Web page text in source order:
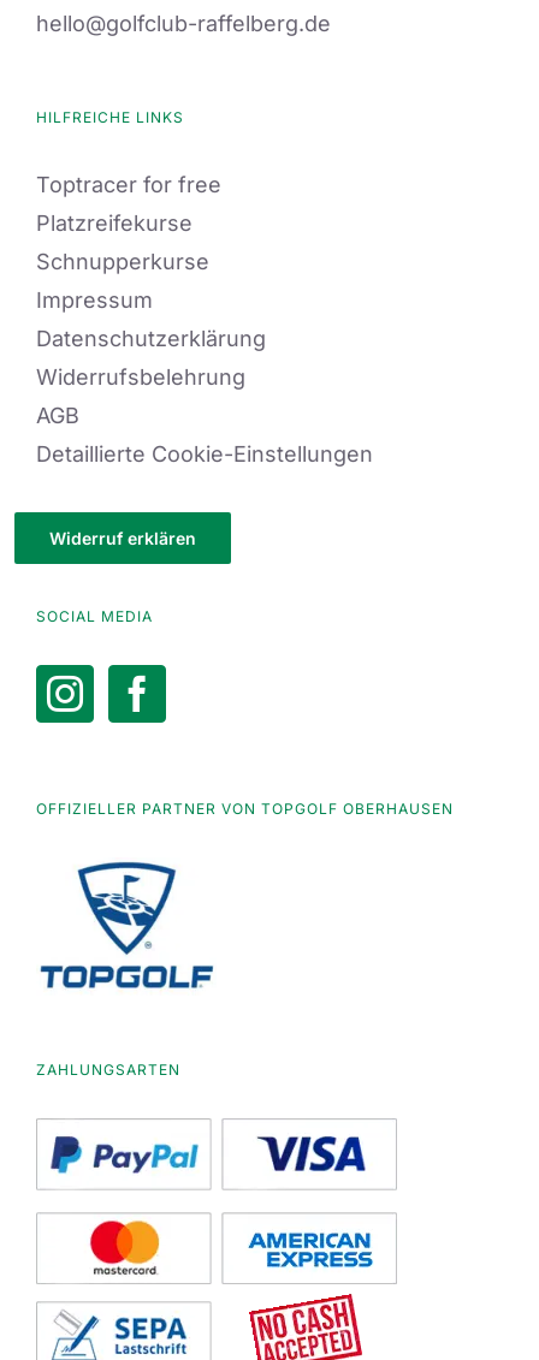
hello@golfclub-raffelberg.de
HILFREICHE LINKS
Toptracer for free
Platzreifekurse
Schnupperkurse
Impressum
Datenschutzerklärung
Widerrufsbelehrung
AGB
Detaillierte Cookie-Einstellungen
Widerruf erklären
SOCIAL MEDIA
OFFIZIELLER PARTNER VON TOPGOLF OBERHAUSEN
ZAHLUNGSARTEN